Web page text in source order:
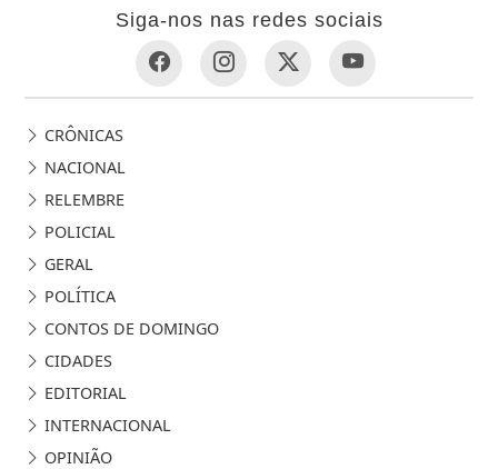
Siga-nos nas redes sociais
CRÔNICAS
NACIONAL
RELEMBRE
POLICIAL
GERAL
POLÍTICA
CONTOS DE DOMINGO
CIDADES
EDITORIAL
INTERNACIONAL
OPINIÃO